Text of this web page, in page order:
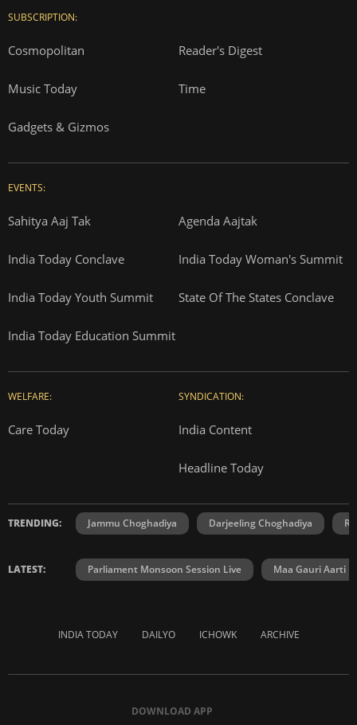
SUBSCRIPTION:
Cosmopolitan Reader's Digest
Music Today Time
Gadgets & Gizmos
EVENTS:
Sahitya Aaj Tak Agenda Aajtak
India Today Conclave India Today Woman's Summit
India Today Youth Summit State Of The States Conclave
India Today Education Summit
WELFARE:
Care Today
SYNDICATION:
India Content
Headline Today
TRENDING: Jammu Choghadiya Darjeeling Choghadiya
LATEST: Parliament Monsoon Session Live Maa Gauri Aarti
INDIA TODAY DAILYO ICHOWK ARCHIVE
DOWNLOAD APP